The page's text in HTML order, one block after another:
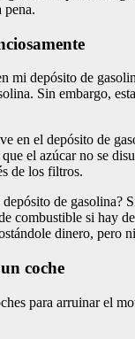
pena.
mi depósito de
Sin embargo,
en el depósito de
el azúcar no se
de los filtros.
de
combustible si hay
dinero, pero
coche
para arruinar el